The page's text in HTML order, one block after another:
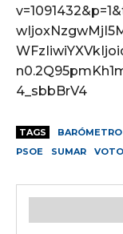
4_sbbBrV4
TAGS BARÓMETRO
PSOE
SUMAR